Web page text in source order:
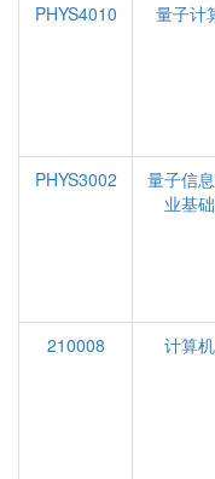
PHYS4010 量子计
PHYS3002
量子信
业基
210008
计算